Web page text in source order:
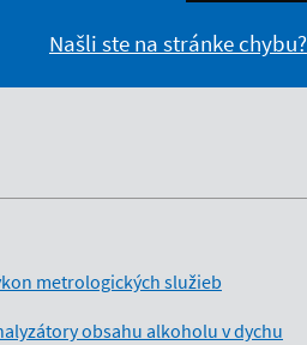
Našli ste na stránke chybu?
metrologických služieb
obsahu alkoholu v dychu